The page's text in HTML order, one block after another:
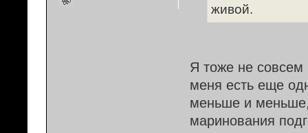
живой.
Я тоже не совсем
меня есть еще
меньше и
маринования